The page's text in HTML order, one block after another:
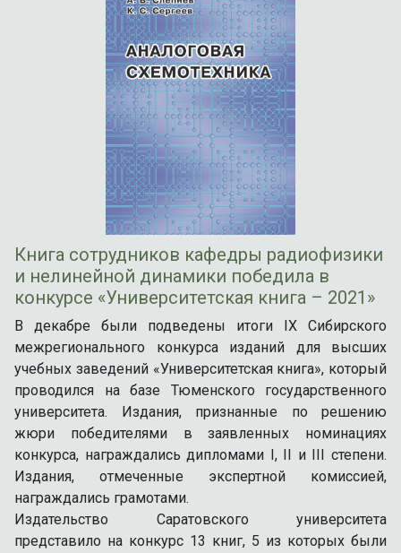
Книга сотрудников кафедры радиофизики
и нелинейной динамики победила в
конкурсе «Университетская книга – 2021»
В декабре были подведены итоги IX Сибирского
межрегионального конкурса изданий для высших
учебных заведений «Университетская книга», который
проводился на базе Тюменского государственного
университета. Издания, признанные по решению
жюри победителями в заявленных номинациях
конкурса, награждались дипломами I, II и III степени.
Издания, отмеченные экспертной комиссией,
награждались грамотами.
Издательство Саратовского университета
представило на конкурс 13 книг, 5 из которых были